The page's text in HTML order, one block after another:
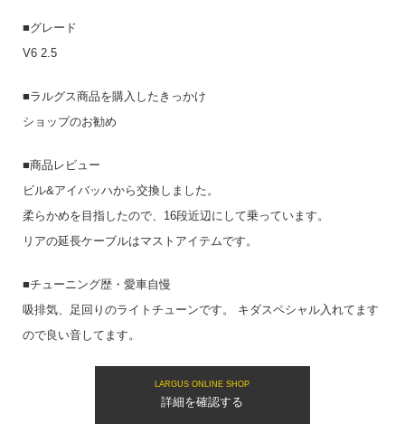
■グレード
V6 2.5
■ラルグス商品を購入したきっかけ
ショップのお勧め
■商品レビュー
ビル&アイバッハから交換しました。
柔らかめを目指したので、16段近辺にして乗っています。
リアの延長ケーブルはマストアイテムです。
■チューニング歴・愛車自慢
吸排気、足回りのライトチューンです。 キダスペシャル入れてます
ので良い音してます。
LARGUS ONLINE SHOP
詳細を確認する